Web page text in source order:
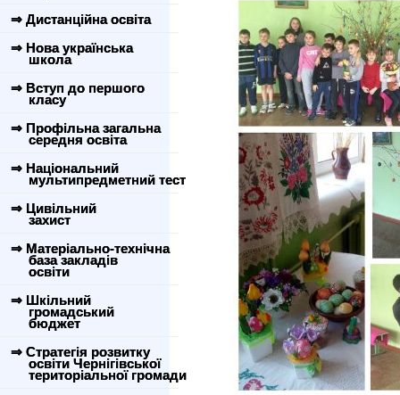
⇒ Дистанційна освіта
⇒ Нова українська
школа
⇒ Вступ до першого
класу
⇒ Профільна загальна
середня освіта
⇒ Національний
мультипредметний тест
⇒ Цивільний
захист
⇒ Матеріально-технічна
база закладів
освіти
⇒ Шкільний
громадський
бюджет
⇒ Стратегія розвитку
освіти Чернігівської
територіальної громади